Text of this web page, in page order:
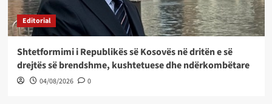
Editorial
Shtetformimi i Republikës së Kosovës në dritën e së
drejtës së brendshme, kushtetuese dhe ndërkombëtare
04/08/2026 0